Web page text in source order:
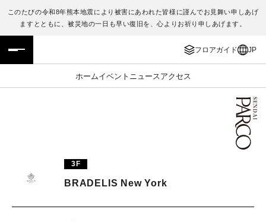
このたびの令和8年熊本地震により被害にあわれた皆様に謹んでお見舞い申しあげ
ますとともに、被災地の一日も早い復旧を、心よりお祈り申しあげます。
フロアガイド JP
ホームイベント ニュース アクセス
フロアガイド
施設案内・アクセス
TAX FREE
ENGLISH
繁体字
日本語
3F
BRADELIS New York